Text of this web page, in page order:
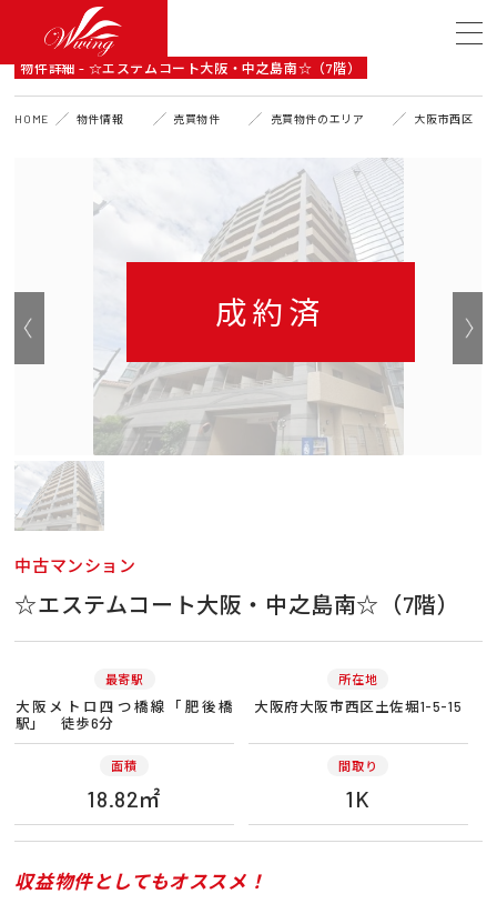
DETAIL
物件詳細 - ☆エステムコート大阪・中之島南☆（7階）
HOME 物件情報 売買物件 売買物件のエリア 大阪市西区
成約済
中古マンション
☆エステムコート大阪・中之島南☆（7階）
最寄駅
大阪メトロ四つ橋線「肥後橋
駅」 徒歩6分
所在地
大阪府大阪市西区土佐堀1-5-15
面積
18.82㎡
間取り
1K
収益物件としてもオススメ！